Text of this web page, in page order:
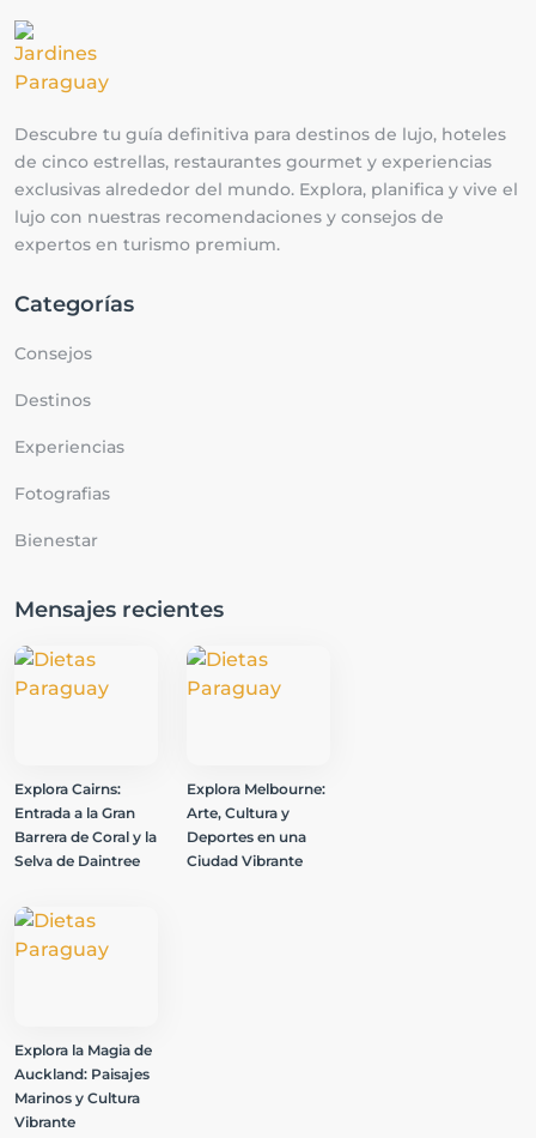
Descubre tu guía definitiva para destinos de lujo, hoteles
de cinco estrellas, restaurantes gourmet y experiencias
exclusivas alrededor del mundo. Explora, planifica y vive el
lujo con nuestras recomendaciones y consejos de
expertos en turismo premium.
Categorías
Consejos
Destinos
Experiencias
Fotografias
Bienestar
Mensajes recientes
Explora Cairns:
Entrada a la Gran
Barrera de Coral y la
Selva de Daintree
Explora Melbourne:
Arte, Cultura y
Deportes en una
Ciudad Vibrante
Explora la Magia de
Auckland: Paisajes
Marinos y Cultura
Vibrante